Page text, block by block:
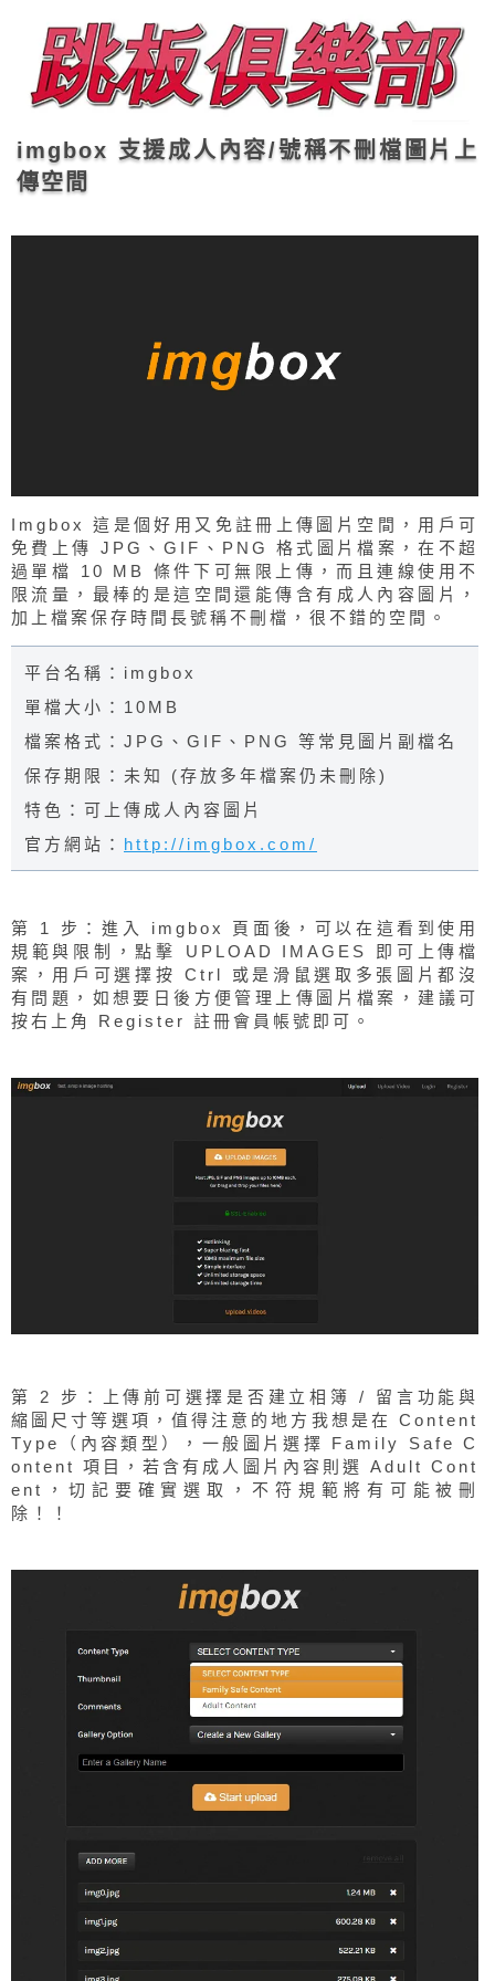
imgbox 支援成人內容/號稱不刪檔圖片上
傳空間
Imgbox 這是個好用又免註冊上傳圖片空間，用戶可
免費上傳 JPG、GIF、PNG 格式圖片檔案，在不超
過單檔 10 MB 條件下可無限上傳，而且連線使用不
限流量，最棒的是這空間還能傳含有成人內容圖片，
加上檔案保存時間長號稱不刪檔，很不錯的空間。
平台名稱：imgbox
單檔大小：10MB
檔案格式：JPG、GIF、PNG 等常見圖片副檔名
保存期限：未知 (存放多年檔案仍未刪除)
特色：可上傳成人內容圖片
官方網站： http://imgbox.com/
第 1 步：進入 imgbox 頁面後，可以在這看到使用
規範與限制，點擊 UPLOAD IMAGES 即可上傳檔
案，用戶可選擇按 Ctrl 或是滑鼠選取多張圖片都沒
有問題，如想要日後方便管理上傳圖片檔案，建議可
按右上角 Register 註冊會員帳號即可。
第 2 步：上傳前可選擇是否建立相簿 / 留言功能與
縮圖尺寸等選項，值得注意的地方我想是在 Content
Type（內容類型），一般圖片選擇 Family Safe C
ontent 項目，若含有成人圖片內容則選 Adult Cont
ent，切記要確實選取，不符規範將有可能被刪
除！！